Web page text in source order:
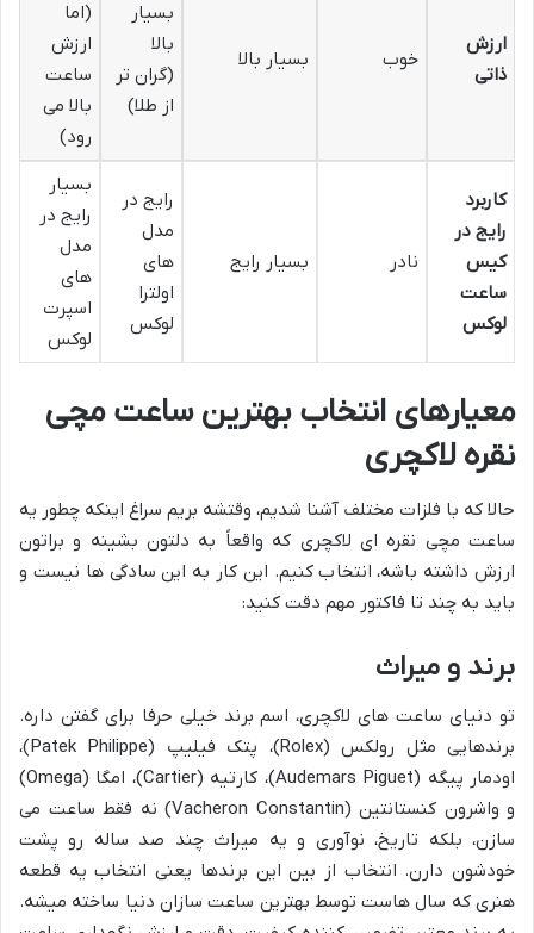
ارزش
ذاتی
خوب بسیار بالا
بسیار
بالا
(گران تر
از طلا)
(اما
ارزش
ساعت
بالا می
رود)
کاربرد
رایج در
کیس
ساعت
لوکس
نادر بسیار رایج
رایج در
مدل
های
اولترا
لوکس
بسیار
رایج در
مدل
های
اسپرت
لوکس
معیارهای انتخاب بهترین ساعت مچی
نقره لاکچری
حالا که با فلزات مختلف آشنا شدیم، وقتشه بریم سراغ اینکه چطور یه
ساعت مچی نقره ای لاکچری که واقعاً به دلتون بشینه و براتون
ارزش داشته باشه، انتخاب کنیم. این کار به این سادگی ها نیست و
باید به چند تا فاکتور مهم دقت کنید:
برند و میراث
تو دنیای ساعت های لاکچری، اسم برند خیلی حرفا برای گفتن داره.
برندهایی مثل رولکس (Rolex)، پتک فیلیپ (Patek Philippe)،
اودمار پیگه (Audemars Piguet)، کارتیه (Cartier)، امگا (Omega)
و واشرون کنستانتین (Vacheron Constantin) نه فقط ساعت می
سازن، بلکه تاریخ، نوآوری و یه میراث چند صد ساله رو پشت
خودشون دارن. انتخاب از بین این برندها یعنی انتخاب یه قطعه
هنری که سال هاست توسط بهترین ساعت سازان دنیا ساخته میشه.